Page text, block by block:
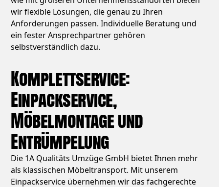
wir flexible Lösungen, die genau zu Ihren
Anforderungen passen. Individuelle Beratung und
ein fester Ansprechpartner gehören
selbstverständlich dazu.
Komplettservice:
Einpackservice,
Möbelmontage und
Entrümpelung
Die 1A Qualitäts Umzüge GmbH bietet Ihnen mehr
als klassischen Möbeltransport. Mit unserem
Einpackservice übernehmen wir das fachgerechte